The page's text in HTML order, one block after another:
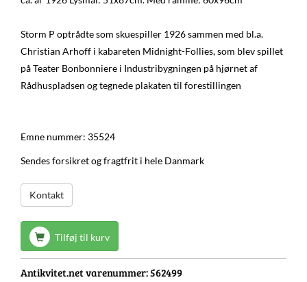
Storm P optrådte som skuespiller 1926 sammen med bl.a.
Christian Arhoff i kabareten Midnight-Follies, som blev spillet
på Teater Bonbonniere i Industribygningen på hjørnet af
Rådhuspladsen og tegnede plakaten til forestillingen
Emne nummer: 35524
Sendes forsikret og fragtfrit i hele Danmark
Kontakt
Tilføj til kurv
Antikvitet.net varenummer:562499